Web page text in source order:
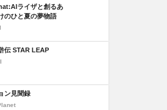
ライザと創るあ
のひと夏の夢物語
伝 STAR LEAP
ン見聞録